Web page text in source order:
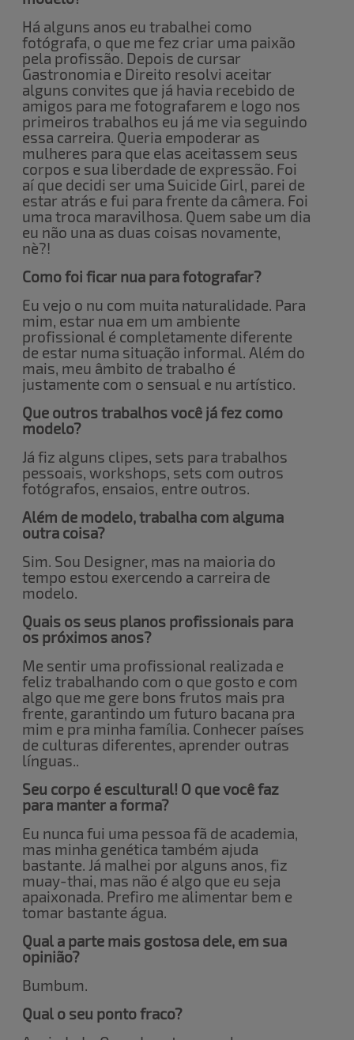
Há alguns anos eu trabalhei como
fotógrafa, o que me fez criar uma paixão
pela profissão. Depois de cursar
Gastronomia e Direito resolvi aceitar
alguns convites que já havia recebido de
amigos para me fotografarem e logo nos
primeiros trabalhos eu já me via seguindo
essa carreira. Queria empoderar as
mulheres para que elas aceitassem seus
corpos e sua liberdade de expressão. Foi
aí que decidi ser uma Suicide Girl, parei de
estar atrás e fui para frente da câmera. Foi
uma troca maravilhosa. Quem sabe um dia
eu não una as duas coisas novamente,
nè?!
Como foi ficar nua para fotografar?
Eu vejo o nu com muita naturalidade. Para
mim, estar nua em um ambiente
profissional é completamente diferente
de estar numa situação informal. Além do
mais, meu âmbito de trabalho é
justamente com o sensual e nu artístico.
Que outros trabalhos você já fez como
modelo?
Já fiz alguns clipes, sets para trabalhos
pessoais, workshops, sets com outros
fotógrafos, ensaios, entre outros.
Além de modelo, trabalha com alguma
outra coisa?
Sim. Sou Designer, mas na maioria do
tempo estou exercendo a carreira de
modelo.
Quais os seus planos profissionais para
os próximos anos?
Me sentir uma profissional realizada e
feliz trabalhando com o que gosto e com
algo que me gere bons frutos mais pra
frente, garantindo um futuro bacana pra
mim e pra minha família. Conhecer países
de culturas diferentes, aprender outras
línguas..
Seu corpo é escultural! O que você faz
para manter a forma?
Eu nunca fui uma pessoa fã de academia,
mas minha genética também ajuda
bastante. Já malhei por alguns anos, fiz
muay-thai, mas não é algo que eu seja
apaixonada. Prefiro me alimentar bem e
tomar bastante água.
Qual a parte mais gostosa dele, em sua
opinião?
Bumbum.
Qual o seu ponto fraco?